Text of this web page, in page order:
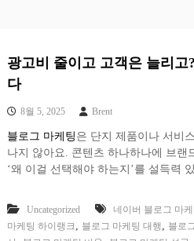
광고비 줄이고 고객은 늘리고
다
8월 5, 2025 Brent
블로그 마케팅 은 단지 제품이나 서비
나지 않아요. 콘텐츠 하나하나에 브랜
‘왜 이걸 선택해야 하는지’를 설득력
Uncategorized 네이버 블로그 마케
마케팅 하이랭크, 블로그 마케팅 대행, 블로